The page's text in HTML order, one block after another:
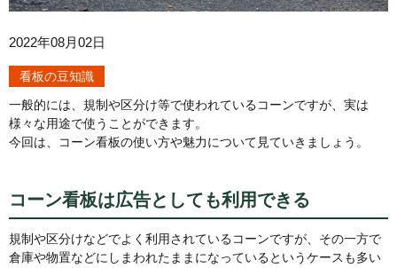
2022年08月02日
看板の豆知識
一般的には、規制や区分け等で使われているコーンですが、実は
様々な用途で使うことができます。
今回は、コーン看板の使い方や魅力について見ていきましょう。
コーン看板は広告としても利用できる
規制や区分けなどでよく利用されているコーンですが、その一方で
倉庫や物置などにしまわれたままになっているというケースも多い